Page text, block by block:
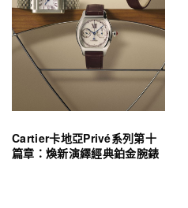
Cartier卡地亞Privé系列第十
篇章：煥新演繹經典鉑金腕錶